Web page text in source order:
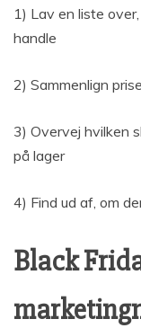
1) Lav en liste
handle
2) Sammenlign
3) Overvej hvilken
på lager
4) Find ud af, om
Black